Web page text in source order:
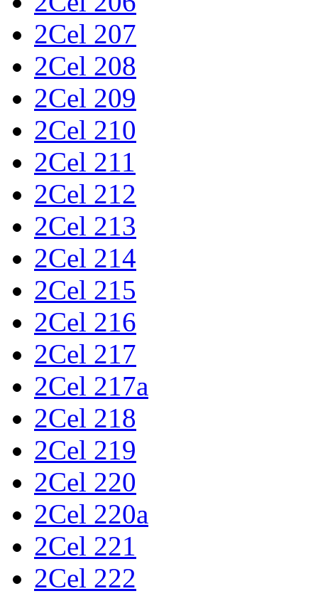
2Cel 207
2Cel 208
2Cel 209
2Cel 210
2Cel 211
2Cel 212
2Cel 213
2Cel 214
2Cel 215
2Cel 216
2Cel 217
2Cel 217a
2Cel 218
2Cel 219
2Cel 220
2Cel 220a
2Cel 221
2Cel 222